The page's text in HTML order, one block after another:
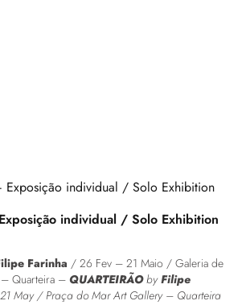
individual / Solo Exhibition
Farinha / 26 Fev – 21 Maio / Galeria de
Quarteira – QUARTEIRÃObyFilipe
May / Praça do Mar Art Gallery – Quarteira